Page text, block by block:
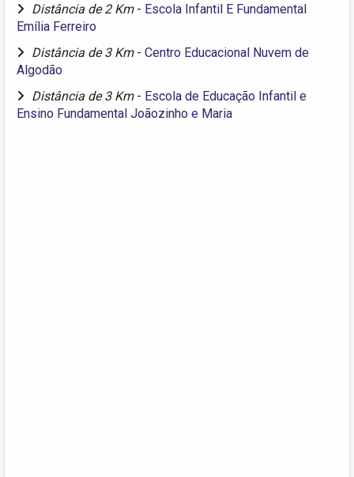
Distância de 2 Km - Escola Infantil E Fundamental
Emília Ferreiro
Distância de 3 Km - Centro Educacional Nuvem de
Algodão
Distância de 3 Km - Escola de Educação Infantil e
Ensino Fundamental Joãozinho e Maria